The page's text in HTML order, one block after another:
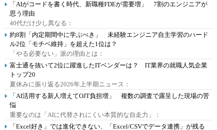
「AIがコードを書く時代、新職種FDEが需要増」 7割のエンジニアが
思う理由
40代だけ少し異なる：
約8割「内定期間中に学ぶべき」 未経験エンジニア自主学習のハード
ル2位「モチベ維持」を超えた1位は？
「やる必要ない」派の理由とは：
富士通を抜いて2位に躍進したITベンダーは？ IT業界の就職人気企業
トップ20
夏休みに振り返る2026年上半期ニュース：
「AI活用する新人増えてOJT負担増」 複数の調査で露呈した現場の苦
悩
重要なのは「AIに代替されにくい本質的な自走力」：
「Excel好き」では進化できない、「Excel/CSVでデータ連携」が残る